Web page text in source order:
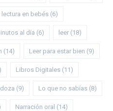
lectura en bebés (6)
al día (6) leer (18)
(14) Leer para estar bien (9)
Libros Digitales (11)
(9) Lo que no sabías (8)
Narración oral (14)